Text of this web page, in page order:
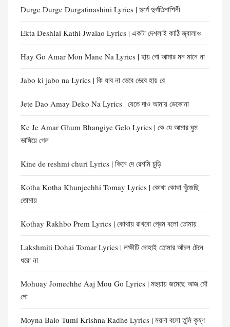
Durge Durge Durgatinashini Lyrics | দুর্গে দুর্গতিনাশিনী
Ekta Deshlai Kathi Jwalao Lyrics | একটা দেশলাই কাঠি জ্বালাও
Hay Go Amar Mon Mane Na Lyrics | হায় গো আমার মন মানে না
Jabo ki jabo na Lyrics | কি যাব না ভেবে ভেবে হায় রে
Jete Dao Amay Deko Na Lyrics | যেতে দাও আমায় ডেকোনা
Ke Je Amar Ghum Bhangiye Gelo Lyrics | কে যে আমার ঘুম
ভাঙ্গিয়ে গেল
Kine de reshmi churi Lyrics | কিনে দে রেশমি চুড়ি
Kotha Kotha Khunjechhi Tomay Lyrics | কোথা কোথা খুঁজেছি
তোমায়
Kothay Rakhbo Prem Lyrics | কোথায় রাখবো প্রেম বলো তোমায়
Lakshmiti Dohai Tomar Lyrics | লক্ষীটি দোহাই তোমার আঁচল টেনে
ধরো না
Mohuay Jomechhe Aaj Mou Go Lyrics | মহুয়ায় জমেছে আজ মৌ
গো
Moyna Balo Tumi Krishna Radhe Lyrics | ময়না বলো তুমি কৃষ্ণ